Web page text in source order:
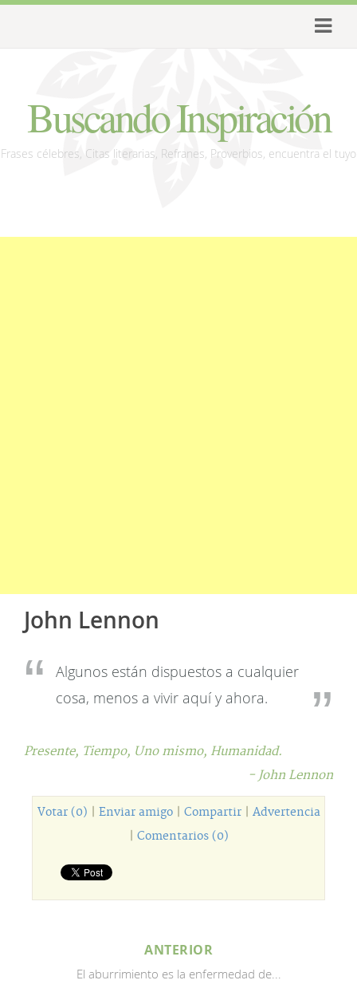
Buscando Inspiración
Frases célebres, Citas literarias, Refranes, Proverbios, encuentra el tuyo
John Lennon
Algunos están dispuestos a cualquier
cosa, menos a vivir aquí y ahora.
Presente, Tiempo, Uno mismo, Humanidad.
- John Lennon
Votar (0) Enviar amigo| Compartir| Advertencia
Comentarios (0)
ANTERIOR
El aburrimiento es la enfermedad de...